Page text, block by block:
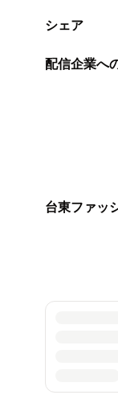
シェア
配信企業へ
台東ファッ